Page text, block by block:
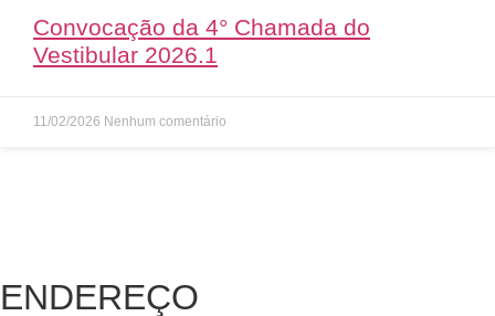
Convocação da 4° Chamada do
Vestibular 2026.1
11/02/2026 Nenhum comentário
ENDEREÇO